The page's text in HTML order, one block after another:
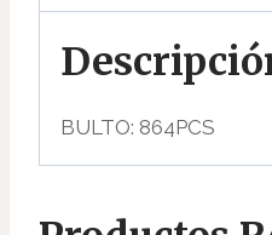
BULTO: 864PCS